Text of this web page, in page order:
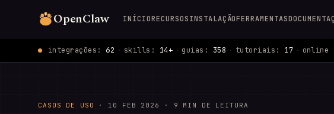
OpenClaw INÍCIORECURSOSINSTALAÇÃOFERRAMENTAS
integrações: 62 · skills: 14+ · guias: 358 · tutoriais: 17 · online
CASOS DE USO · 10 FEB 2026 · 9 MIN DE LEITURA